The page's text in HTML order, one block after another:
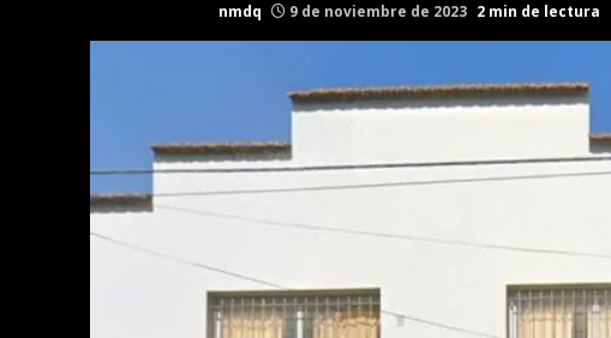
nmdq 9 de noviembre de 2023 2 min de lectura